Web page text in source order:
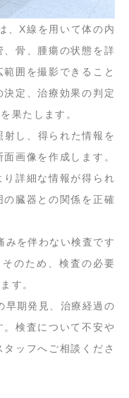
、X線を用いて体の内
骨、腫瘍の状態を詳
囲を撮影できること
定、治療効果の判定
果たします。
し、得られた情報を
画像を作成します。
詳細な情報が得られ
の臓器との関係を正確
みを伴わない検査です
のため、検査の必要
す。
早期発見、治療経過の
検査について不安や
ッフへご相談くださ